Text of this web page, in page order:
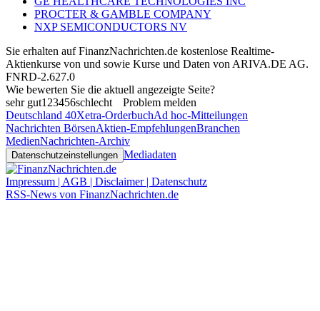
PROCTER & GAMBLE COMPANY
NXP SEMICONDUCTORS NV
Sie erhalten auf FinanzNachrichten.de kostenlose Realtime-
Aktienkurse von und sowie Kurse und Daten von ARIVA.DE AG.
FNRD-2.627.0
Wie bewerten Sie die aktuell angezeigte Seite?
sehr gut1 23456schlecht
Problem melden
Deutschland 40Xetra-OrderbuchAd hoc-Mitteilungen
Nachrichten BörsenAktien-EmpfehlungenBranchen
MedienNachrichten-Archiv
Datenschutzeinstellungen Mediadaten
Impressum | AGB | Disclaimer | Datenschutz
RSS-News von FinanzNachrichten.de